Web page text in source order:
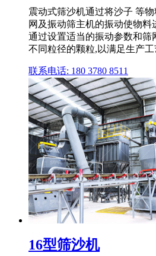
震动式筛沙机通过将沙子 等
网及振动筛主机的振动使物
通过设置适当的振动参数和筛
不同粒径的颗粒,以满足生产
联系电话: 180 3780 8511
16型筛沙机